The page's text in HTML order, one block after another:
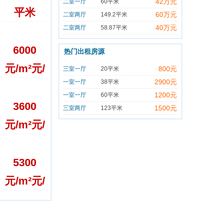
平米
6000
元/m²元/
3600
元/m²元/
5300
元/m²元/
平米
二室一厅 60平米
二室两厅 149.2平米 60万元
二室两厅 58.87平米 40万元
热门出租房源
三室一厅 20平米 800元
一室一厅 38平米 2900元
一室一厅 60平米 1200元
三室两厅 123平米 1500元